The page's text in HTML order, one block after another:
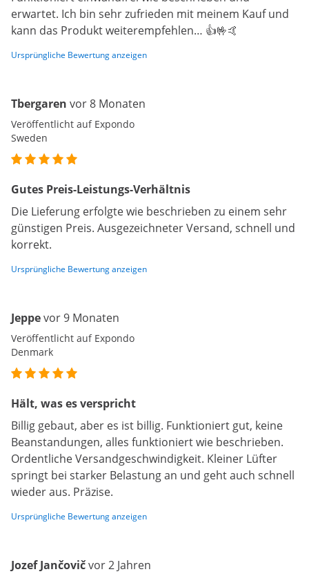
erwartet. Ich bin sehr zufrieden mit meinem Kauf und
kann das Produkt weiterempfehlen… 👍🤟🤙
Ursprüngliche Bewertung anzeigen
Tbergaren vor 8 Monaten
Veröffentlicht auf Expondo
Sweden
Gutes Preis-Leistungs-Verhältnis
Die Lieferung erfolgte wie beschrieben zu einem sehr
günstigen Preis. Ausgezeichneter Versand, schnell und
korrekt.
Ursprüngliche Bewertung anzeigen
Jeppevor 9 Monaten
Veröffentlicht auf Expondo
Denmark
Hält, was es verspricht
Billig gebaut, aber es ist billig. Funktioniert gut, keine
Beanstandungen, alles funktioniert wie beschrieben.
Ordentliche Versandgeschwindigkeit. Kleiner Lüfter
springt bei starker Belastung an und geht auch schnell
wieder aus. Präzise.
Ursprüngliche Bewertung anzeigen
Jozef Jančovičvor 2 Jahren